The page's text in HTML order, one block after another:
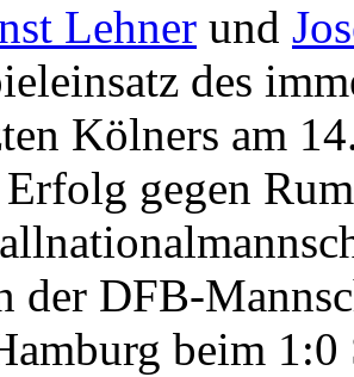
Lehner und
des
Kölners am
gegen
der DFB-
beim 1:0